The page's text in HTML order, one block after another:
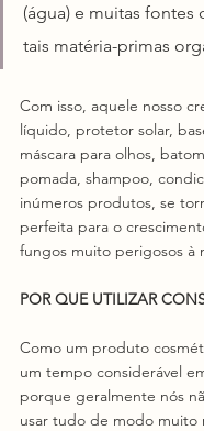
(água) e muitas fontes
tais matéria-primas
Com isso, aquele nosso
líquido, protetor solar,
máscara para olhos,
pomada, shampoo,
inúmeros produtos, se
perfeita para o
fungos muito perigosos à
POR QUE UTILIZAR
Como um produto
um tempo considerável
porque geralmente nós
usar tudo de modo muito